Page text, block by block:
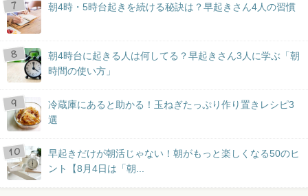
朝4時・5時台起きを続ける秘訣は？早起きさん4人の習慣
朝4時台に起きる人は何してる？早起きさん3人に学ぶ「朝
時間の使い方」
冷蔵庫にあると助かる！玉ねぎたっぷり作り置きレシピ3
選
早起きだけが朝活じゃない！朝がもっと楽しくなる50のヒ
ント【8月4日は「朝...